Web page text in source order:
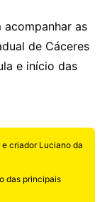
as
de Cáceres
e início das
criador Luciano da
das principais